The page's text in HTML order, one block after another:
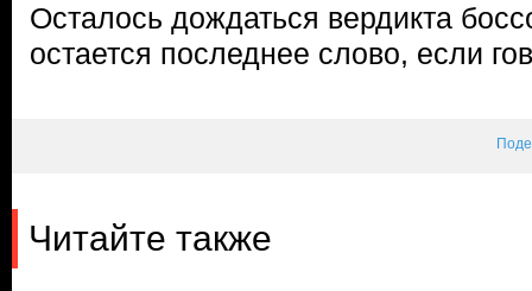
Осталось дождаться вердикта
остается последнее слово, если
Читайте также